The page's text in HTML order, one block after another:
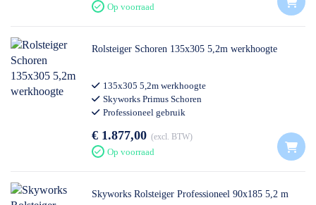
Op voorraad
Rolsteiger Schoren 135x305 5,2m werkhoogte
135x305 5,2m werkhoogte
Skyworks Primus Schoren
Professioneel gebruik
€ 1.877,00 excl. BTW
Op voorraad
Skyworks Rolsteiger Professioneel 90x185 5,2 m